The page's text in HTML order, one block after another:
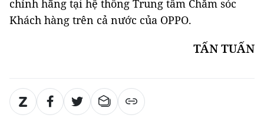
chính hãng tại hệ thống Trung tâm Chăm sóc
Khách hàng trên cả nước của OPPO.
TẤN TUẤN